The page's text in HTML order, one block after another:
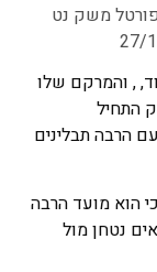
משק נט
27/
, והמרקם שלו
התחיל
הרבה תבלינים
הוא מועד הרבה
נטחן מול